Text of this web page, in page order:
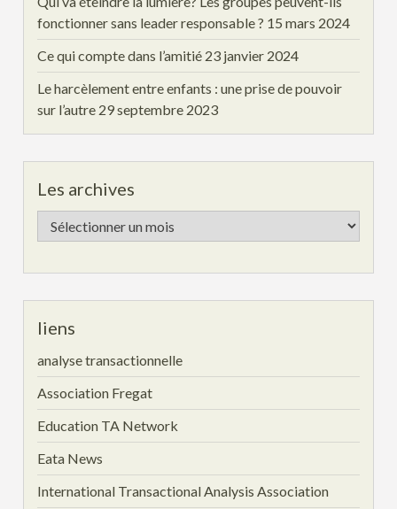
fonctionner sans leader responsable ? 15 mars 2024
Ce qui compte dans l’amitié 23 janvier 2024
Le harcèlement entre enfants : une prise de pouvoir
sur l’autre 29 septembre 2023
Les archives
Les
archives
liens
analyse transactionnelle
Association Fregat
Education TA Network
Eata News
International Transactional Analysis Association